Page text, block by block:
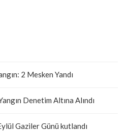
2 Mesken Yandı
Denetim Altına Alındı
Gaziler Günü kutlandı